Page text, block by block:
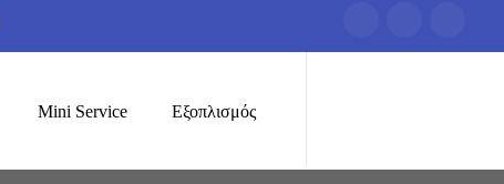
Mini Service Εξοπλισμός